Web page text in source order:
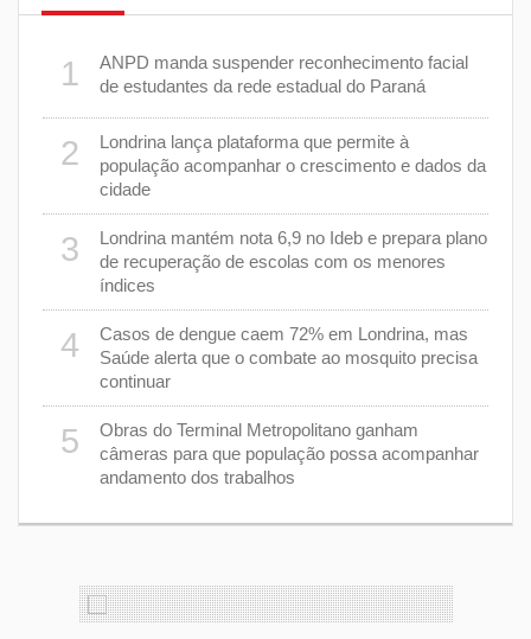
1
ANPD manda suspender reconhecimento facial
de estudantes da rede estadual do Paraná
2
Londrina lança plataforma que permite à
população acompanhar o crescimento e dados da
cidade
3
Londrina mantém nota 6,9 no Ideb e prepara plano
de recuperação de escolas com os menores
índices
4
Casos de dengue caem 72% em Londrina, mas
Saúde alerta que o combate ao mosquito precisa
continuar
5
Obras do Terminal Metropolitano ganham
câmeras para que população possa acompanhar
andamento dos trabalhos